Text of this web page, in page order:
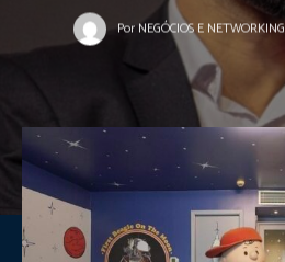
Por NEGÓCIOS E NETWORKING